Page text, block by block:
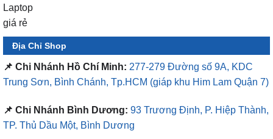
Địa Chỉ Shop
📌 Chi Nhánh Hồ Chí Minh: 277-279 Đường số 9A, KDC
Trung Sơn, Bình Chánh, Tp.HCM (giáp khu Him Lam Quận 7)
📌 Chi Nhánh Bình Dương: 93 Trương Định, P. Hiệp Thành,
TP. Thủ Dầu Một, Bình Dương